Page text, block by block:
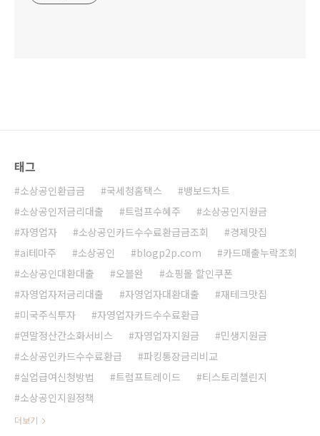
태그
소상공인환급금 국세청홈택스
뱅보드차트
소상공인저금리대출
트럼프수혜주
소상공인지원금
자영업자
소상공인카드수수료환급금조회
경제맛집
ai테마주
소상공인 blogp2p.com
카드매출누락조회
소상공인대환대출
오블완
쇼핑몰 할인쿠폰
자영업자저금리대출
자영업자대환대출
재테크맛집
미국주식투자
자영업자카드수수료환급
연말정산간소화서비스
자영업자지원금
민생지원금
소상공인카드수수료환급
파킹통장금리비교
실업급여신청방법
트럼프트레이드
티스토리챌린지
소상공인지원정책
더보기